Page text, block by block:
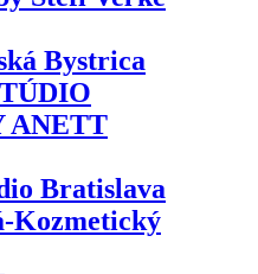
Bystrica
ANETT
Bratislava
Kozmetický